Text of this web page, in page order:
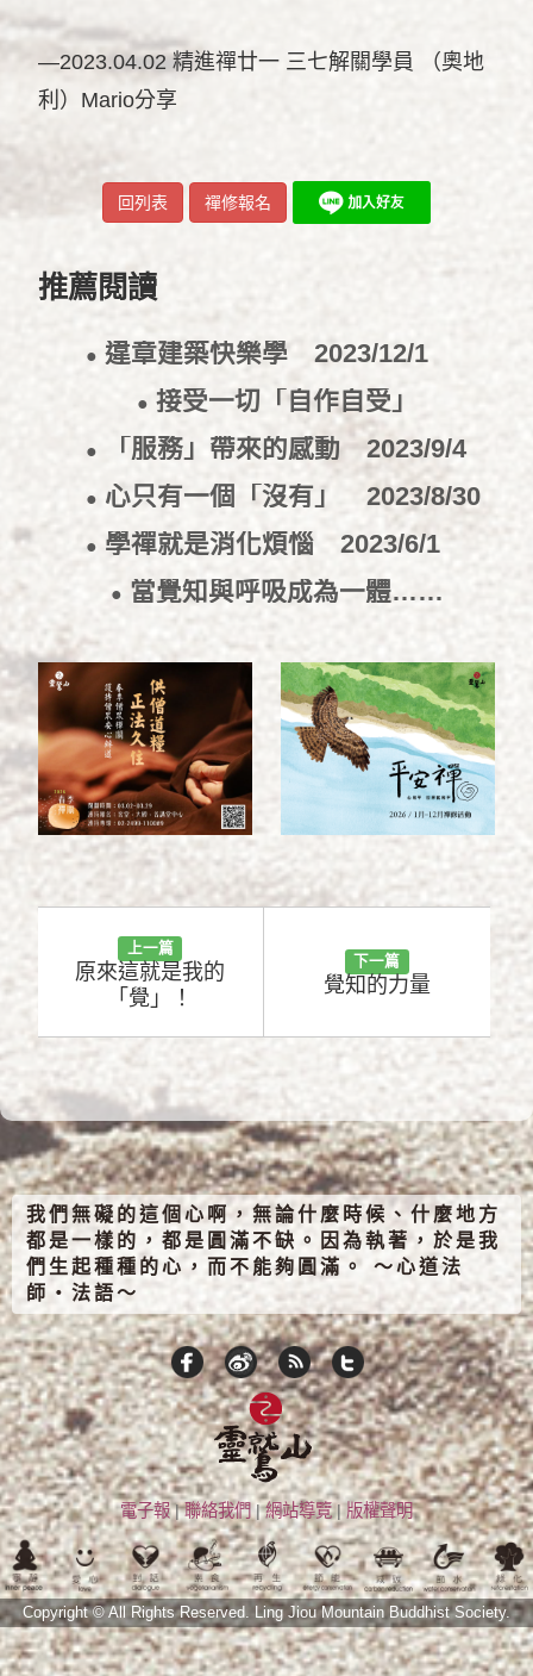
—2023.04.02 精進禪廿一 三七解關學員 （奧地
利）Mario分享
回列表 禪修報名
推薦閱讀
● 違章建築快樂學 2023/12/1
● 接受一切「自作自受」
2023/11/17
● 「服務」帶來的感動2023/9/4
● 心只有一個「沒有」 2023/8/30
● 學禪就是消化煩惱 2023/6/1
● 當覺知與呼吸成為一體……
上一篇
原來這就是我的
「覺」！
下一篇
覺知的力量
我們無礙的這個心啊，無論什麼時候、什麼地方
都是一樣的，都是圓滿不缺。因為執著，於是我
們生起種種的心，而不能夠圓滿。 ～心道法
師‧法語～
電子報|聯絡我們 |網站導覽| 版權聲明
Copyright © All Rights Reserved. Ling Jiou Mountain Buddhist Society.